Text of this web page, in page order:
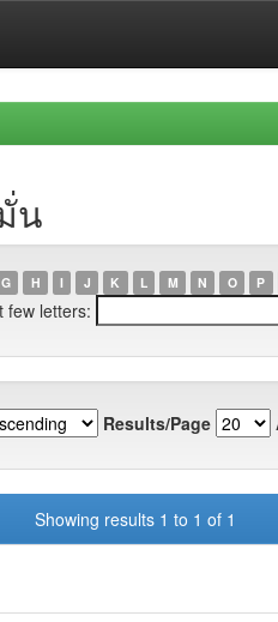
น
G H I J K L M N O P
few letters:
Results/Page
Showing results 1 to 1 of 1